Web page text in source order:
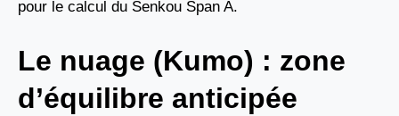
pour le calcul du Senkou Span A.
Le nuage (Kumo) : zone
d’équilibre anticipée